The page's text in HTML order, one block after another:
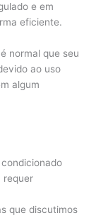
e em
eficiente.
normal que seu
ao uso
algum
requer
que discutimos